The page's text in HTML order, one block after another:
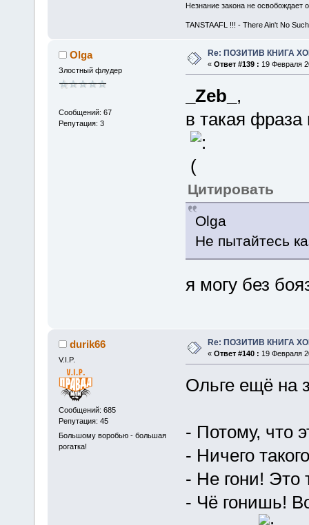
Незнание закона не освобождает
TANSTAAFL !!! - There Ain't No
Olga
Злостный флудер
Сообщений: 67
Репутация: 3
Re: ПОЗИТИВ КНИГА
« Ответ #139 : 19 Февраля
_Zeb_ ,
в такая фраза
Цитировать
Olga
Не пытайтесь
я могу без
durik66
V.I.P.
Сообщений: 685
Репутация: 45
Большому воробью - большая
рогатка!
Re: ПОЗИТИВ КНИГА
« Ответ #140 : 19 Февраля
Ольге ещё на
- Потому, что
- Ничего
- Не гони! Это
- Чё гонишь!